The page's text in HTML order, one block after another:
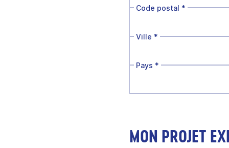
Code postal *
Ville *
Pays *
MON PROJET